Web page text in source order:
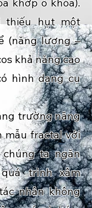
thiếu hụt một
(năng lượng –
khả năng cao
hình dạng cụ
trường năng
mẫu fractal với
ta ngăn
trình xâm
nhân không